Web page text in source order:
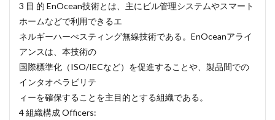
3 目 的 EnOcean技術とは、主にビル管理システムやスマート
ホームなどで利用できるエ
ネルギーハーべスティング無線技術である。EnOceanアライ
アンスは、本技術の
国際標準化（ISO/IECなど）を促進することや、製品間での
インタオペラビリテ
ィーを確保することを主目的とする組織である。
4 組織構成 Officers: